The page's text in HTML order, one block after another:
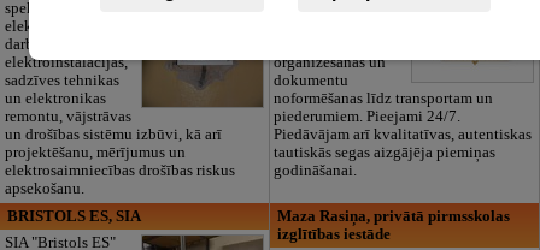
spektra
elektromontāžas
darbus,
elektroinstalācijas,
sadzīves tehnikas
un elektronikas
remontu, vājstrāvas
un drošības sistēmu izbūvi, kā arī
projektēšanu, mērījumus un
elektrosaimniecības drošības riskus
apsekošanu.
organizēšanas un
dokumentu
noformēšanas līdz transportam un
piederumiem. Pieejami 24/7.
Piedāvājam arī kvalitatīvas, autentiskas
tautiskās segas aizgājēja piemiņas
godināšanai.
BRISTOLS ES, SIA
SIA "Bristols ES"
Maza Rasiņa, privātā pirmsskolas
izglītības iestāde